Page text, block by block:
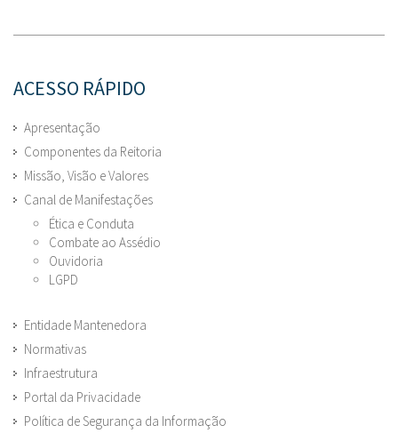
ACESSO RÁPIDO
Apresentação
Componentes da Reitoria
Missão, Visão e Valores
Canal de Manifestações
Ética e Conduta
Combate ao Assédio
Ouvidoria
LGPD
Entidade Mantenedora
Normativas
Infraestrutura
Portal da Privacidade
Política de Segurança da Informação